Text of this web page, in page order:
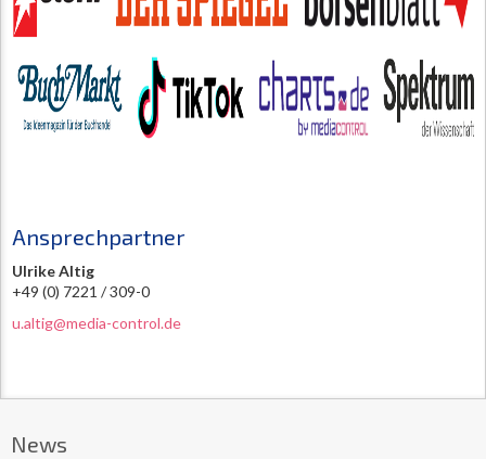
Ansprechpartner
Ulrike Altig
+49 (0) 7221 / 309-0
u.altig@media-control.de
News